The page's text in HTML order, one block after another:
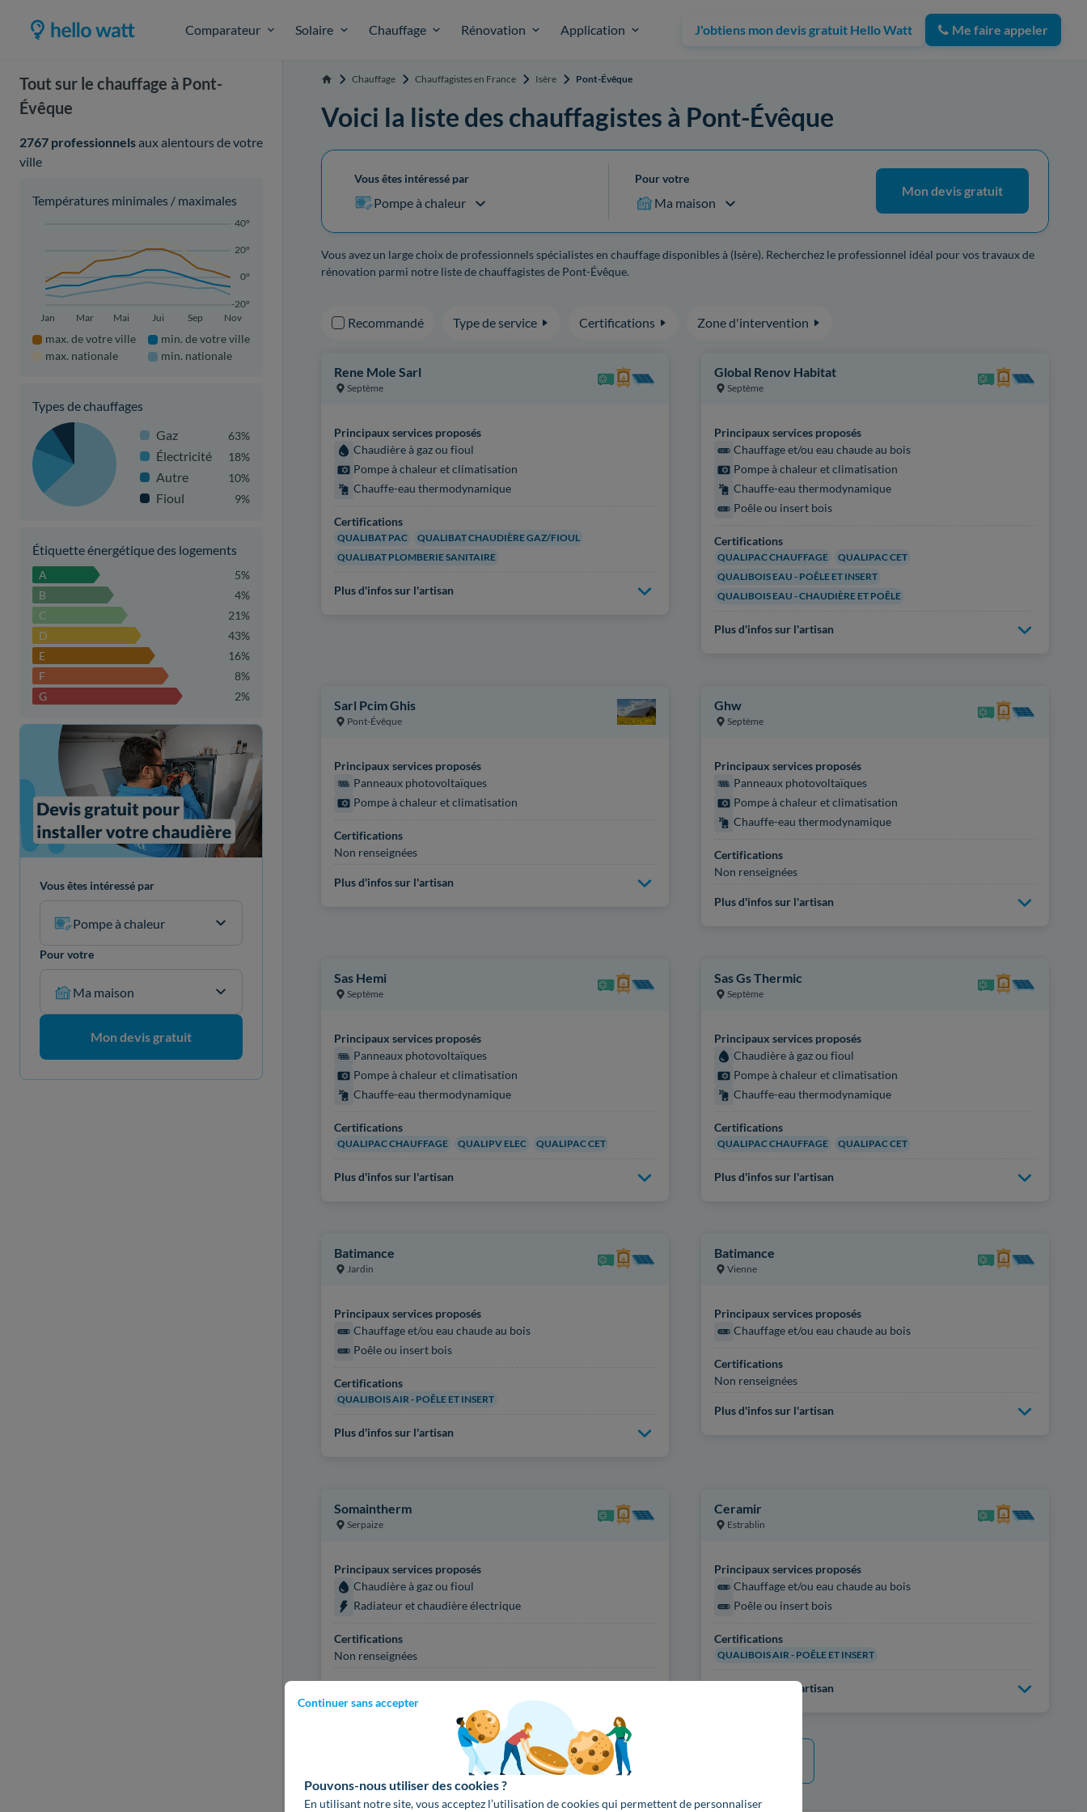
Comparateur Solaire Chauffage Rénovation Application J'obtiens mon devis gratuit Hello Watt Me faire appeler
Continuer sans accepter
Pouvons-nous utiliser des cookies ?
En utilisant notre site, vous acceptez l’utilisation de cookies qui permettent de personnaliser
Tout sur le chauffage à Pont-
Évêque
2767 professionnelsaux alentours de votre
ville
Températures minimales / maximales
-20°
0°
20°
40°
Jan Mar Mai Jui Sep Nov
max. de votre ville
max. nationale
min. de votre ville
min. nationale
Types de chauffages
Gaz
63%
Électricité 18%
Autre 10%
Fioul 9%
Étiquette énergétique des logements
A
5%
B
4%
C
21%
D
43%
E
16%
F
8%
G
2%
Vous êtes intéressé par
Pompe à chaleur
Pour votre
Ma maison
Mon devis gratuit
Accueil Chauffage Chauffagistes en France Isère Pont-Évêque
Voici la liste des chauffagistes à Pont-Évêque
Vous êtes intéressé par
Pompe à chaleur
Pour votre
Ma maison
Mon devis gratuit
Vous avez un large choix de professionnels spécialistes en chauffage disponibles à (Isère). Recherchez le professionnel idéal pour vos travaux de
rénovation parmi notre liste de chauffagistes de Pont-Évêque.
Recommandé Type de service Certifications Zone d'intervention
Rene Mole Sarl
Septème
Principaux services proposés
Chaudière à gaz ou fioul
Pompe à chaleur et climatisation
Chauffe-eau thermodynamique
Certifications
QUALIBAT PAC
QUALIBAT CHAUDIÈRE GAZ/FIOUL
QUALIBAT PLOMBERIE SANITAIRE
Plus d'infos sur l'artisan
Global Renov Habitat
Septème
Principaux services proposés
Chauffage et/ou eau chaude au bois
Pompe à chaleur et climatisation
Chauffe-eau thermodynamique
Poêle ou insert bois
Certifications
QUALIPAC CHAUFFAGE
QUALIPAC CET
QUALIBOIS EAU - POÊLE ET INSERT
QUALIBOIS EAU - CHAUDIÈRE ET POÊLE
Plus d'infos sur l'artisan
Sarl Pcim Ghis
Pont-Évêque
Principaux services proposés
Panneaux photovoltaïques
Pompe à chaleur et climatisation
Certifications
Non renseignées
Plus d'infos sur l'artisan
Ghw
Septème
Principaux services proposés
Panneaux photovoltaïques
Pompe à chaleur et climatisation
Chauffe-eau thermodynamique
Certifications
Non renseignées
Plus d'infos sur l'artisan
Sas Hemi
Septème
Principaux services proposés
Panneaux photovoltaïques
Pompe à chaleur et climatisation
Chauffe-eau thermodynamique
Certifications
QUALIPAC CHAUFFAGE QUALIPV ELEC QUALIPAC CET
Plus d'infos sur l'artisan
Sas Gs Thermic
Septème
Principaux services proposés
Chaudière à gaz ou fioul
Pompe à chaleur et climatisation
Chauffe-eau thermodynamique
Certifications
QUALIPAC CHAUFFAGE QUALIPAC CET
Plus d'infos sur l'artisan
Batimance
Jardin
Principaux services proposés
Chauffage et/ou eau chaude au bois
Poêle ou insert bois
Certifications
QUALIBOIS AIR - POÊLE ET INSERT
Plus d'infos sur l'artisan
Batimance
Vienne
Principaux services proposés
Chauffage et/ou eau chaude au bois
Certifications
Non renseignées
Plus d'infos sur l'artisan
Somaintherm
Serpaize
Principaux services proposés
Chaudière à gaz ou fioul
Radiateur et chaudière électrique
Certifications
Non renseignées
Plus d'infos sur l'artisan
Ceramir
Estrablin
Principaux services proposés
Chauffage et/ou eau chaude au bois
Poêle ou insert bois
Certifications
QUALIBOIS AIR - POÊLE ET INSERT
Plus d'infos sur l'artisan
Voir